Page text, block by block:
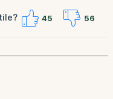
45 56